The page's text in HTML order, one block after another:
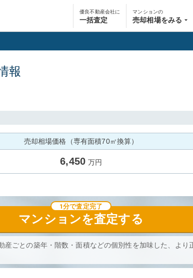
優良不動産会社に
一括査定
マンションの
売却相場をみる
報
売却相場価格（専有面積70㎡換算）
6,450 万円
マンションを査定する
1分で査定完了
産ごとの築年・階数・面積などの個別性を加味した、より